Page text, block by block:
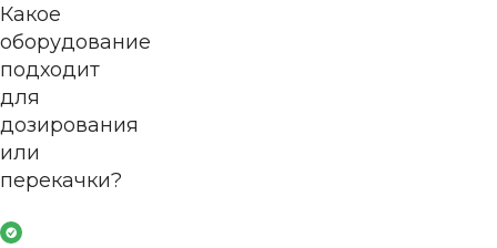
Какое
оборудование
подходит
для
дозирования
или
перекачки?